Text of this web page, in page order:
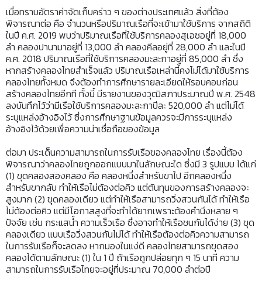
เมื่อทราบอัตราค่าจัดเก็บคร่าว ๆ ของต่างประเทศแล้ว สิ่งที่ต้อง
พิจารณาต่อ คือ จำนวนหรือปริมาณเรือที่จะเข้ามาใช้บริการ จากสถิติ
ในปี ค.ศ. 2019 พบว่าปริมาณเรือที่ใช้บริการคลองสุเอซอยู่ที่ 18,000
ลำ คลองปานามาอยู่ที่ 13,000 ลำ คลองคีลอยู่ที่ 28,000 ลำ และในปี
ค.ศ. 2018 ปริมาณเรือที่ใช้บริการคลองมะละกาอยู่ที่ 85,000 ลำ ซึ่ง
หากสร้างคลองไทยสำเร็จแล้ว ปริมาณเรือเหล่านี้คงไม่ได้มาใช้บริการ
คลองไทยทั้งหมด จึงต้องทำการศึกษารายละเอียดให้รอบคอบก่อน
สร้างคลองไทยอีกที ทั้งนี้ มีรายงานของวุฒิสภาประมาณปี พ.ศ. 2548
ลงบันทึกไว้ว่ามีเรือใช้บริการคลองมะละกาปีละ 520,000 ลำ แต่ไม่ได้
ระบุแหล่งอ้างอิงไว้ ซึ่งการศึกษาฐานข้อมูลควรจะมีการระบุแหล่ง
อ้างอิงไว้ด้วยเพื่อความน่าเชื่อถือของข้อมูล
ต่อมา ประเด็นความสามารถในการรับเรือของคลองไทย เรื่องนี้ต้อง
พิจารณาว่าคลองไทยถูกออกแบบมาในลักษณะใด ซึ่งมี 3 รูปแบบ ได้แก่
(1) ขุดคลองสองคลอง คือ คลองหนึ่งสำหรับขาไป อีกคลองหนึ่ง
สำหรับขากลับ ทำให้เรือไม่ต้องต่อคิว แต่ต้นทุนของการสร้างคลองจะ
สูงมาก (2) ขุดคลองเดียว แต่ทำให้เรือสามารถวิ่งสวนกันได้ ทำให้เรือ
ไม่ต้องต่อคิว แต่มีโอกาสสูงที่จะทำได้ยากเพราะต้องคำนึงหลาย ๆ
ปัจจัย เช่น กระแสน้ำ ความเร็วเรือ ซึ่งอาจทำให้เรือชนกันได้ง่าย (3) ขุด
คลองเดียว แบบเรือวิ่งสวนกันไม่ได้ ทำให้เรือต้องต่อคิวความสามารถ
ในการรับเรือก็จะลดลง หากมองในแง่ดี คลองไทยสามารถขุดสอง
คลองได้ตามลักษณะ (1) ใน 1 ปี ถ้าเรือถูกปล่อยทุก ๆ 15 นาที ความ
สามารถในการรับเรือไทยจะอยู่ที่ประมาณ 70,000 ลำต่อปี